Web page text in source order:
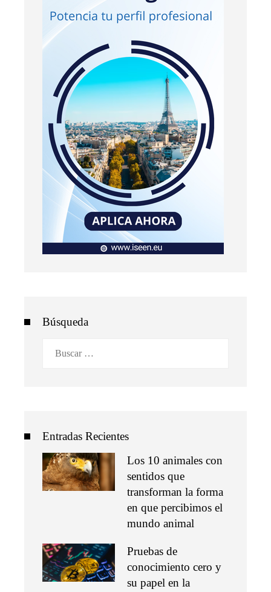
Búsqueda
Entradas Recientes
Los 10 animales con
sentidos que
transforman la forma
en que percibimos el
mundo animal
Pruebas de
conocimiento cero y
su papel en la